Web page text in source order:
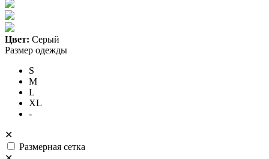
Цвет: Серый
Размер одежды
S
M
L
XL
-
✕
Размерная сетка